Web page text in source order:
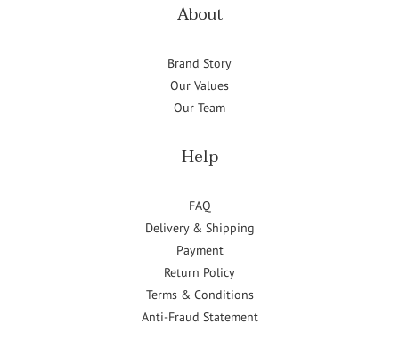
About
Brand Story
Our Values
Our Team
Help
FAQ
Delivery & Shipping
Payment
Return Policy
Terms & Conditions
Anti-Fraud Statement